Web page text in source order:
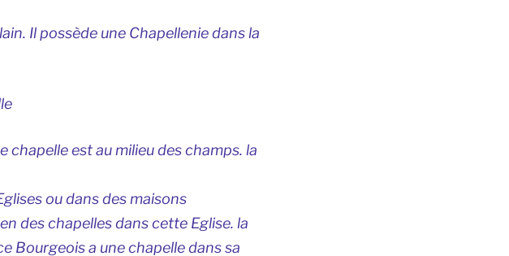
Il possède une Chapellenie dans la
chapelle est au milieu des champs. la
ou dans des maisons
des chapelles dans cette Eglise. la
Bourgeois a une chapelle dans sa